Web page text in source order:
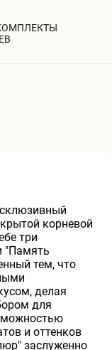
корневой
три
"Память
тем, что
делая
для
и оттенков
заслуженно